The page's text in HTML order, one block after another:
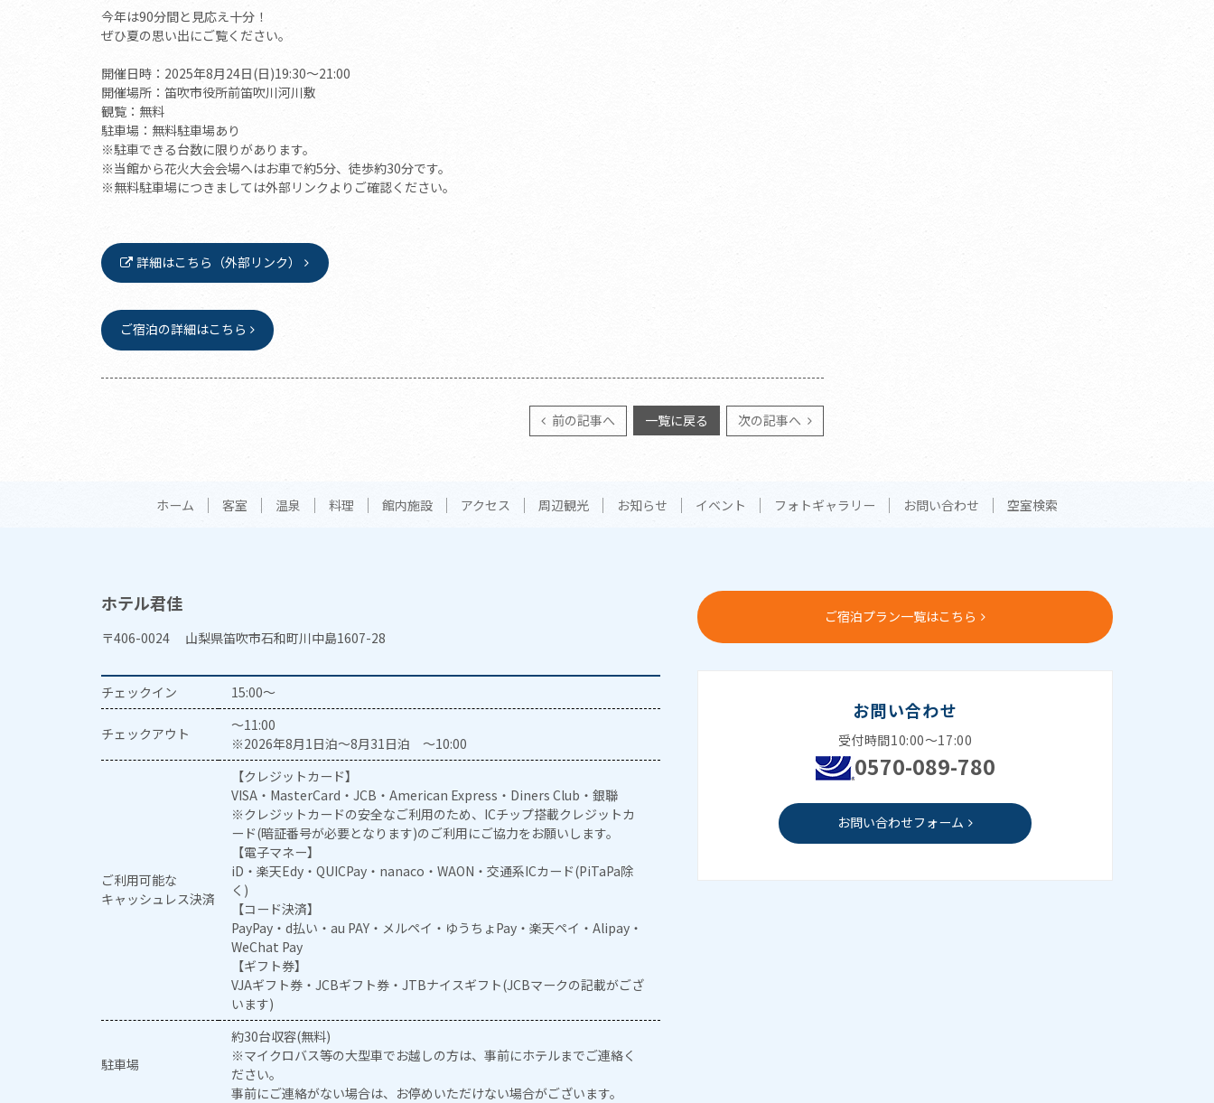
今年は90分間と見応え十分！
ぜひ夏の思い出にご覧ください。
開催日時：2025年8月24日(日)19:30～21:00
開催場所：笛吹市役所前笛吹川河川敷
観覧：無料
駐車場：無料駐車場あり
※駐車できる台数に限りがあります。
※当館から花火大会会場へはお車で約5分、徒歩約30分です。
※無料駐車場につきましては外部リンクよりご確認ください。
詳細はこちら（外部リンク）
ご宿泊の詳細はこちら
前の記事へ 一覧に戻る 次の記事へ
ホーム 客室 温泉 料理 館内施設 アクセス 周辺観光 お知らせ イベント フォトギャラリー お問い合わせ 空室検索
ホテル君佳
〒406-0024 山梨県笛吹市石和町川中島1607-28
チェックイン 15:00～
チェックアウト
～11:00
※2026年8月1日泊～8月31日泊 ～10:00
ご利用可能な
キャッシュレス決済
【クレジットカード】
VISA・MasterCard・JCB・American Express・Diners Club・銀聯
※クレジットカードの安全なご利用のため、ICチップ搭載クレジットカ
ード(暗証番号が必要となります)のご利用にご協力をお願いします。
【電子マネー】
iD・楽天Edy・QUICPay・nanaco・WAON・交通系ICカード(PiTaPa除
く)
【コード決済】
PayPay・d払い・au PAY・メルペイ・ゆうちょPay・楽天ペイ・Alipay・
WeChat Pay
【ギフト券】
VJAギフト券・JCBギフト券・JTBナイスギフト(JCBマークの記載がござ
います)
駐車場
約30台収容(無料)
※マイクロバス等の大型車でお越しの方は、事前にホテルまでご連絡く
ださい。
事前にご連絡がない場合は、お停めいただけない場合がございます。
ご宿泊プラン一覧はこちら
お問い合わせ
受付時間10:00～17:00
0570-089-780
お問い合わせフォーム